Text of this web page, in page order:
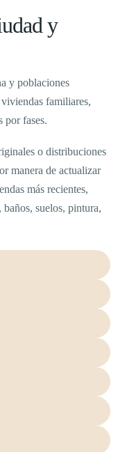
y
y poblaciones
familiares,
por fases.
o distribuciones
manera de actualizar
más recientes,
suelos, pintura,